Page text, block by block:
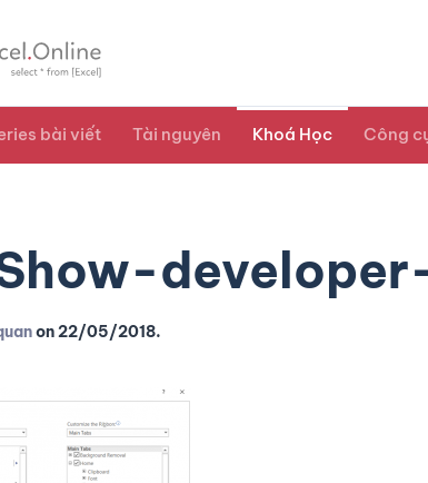
bài viết Tài nguyên Khoá Học Công
on22/05/2018.